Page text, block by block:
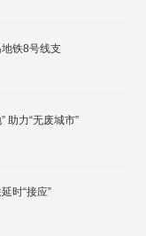
铁8号线支
助力“无废城市”
”地铁延时“接应”